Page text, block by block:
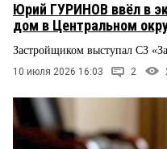
Юрий ГУРИНОВ ввёл в
дом в Центральном
Застройщиком выступал СЗ
10 июля 2026 16:03 2